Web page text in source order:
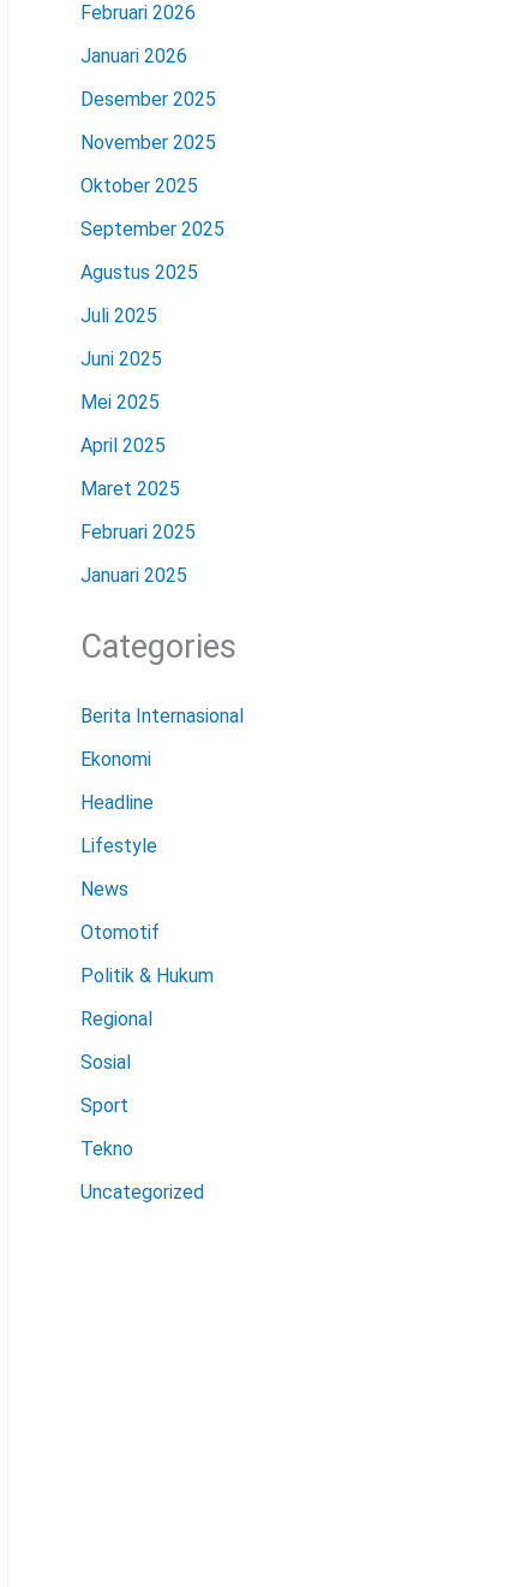
Februari 2026
Januari 2026
Desember 2025
November 2025
Oktober 2025
September 2025
Agustus 2025
Juli 2025
Juni 2025
Mei 2025
April 2025
Maret 2025
Februari 2025
Januari 2025
Categories
Berita Internasional
Ekonomi
Headline
Lifestyle
News
Otomotif
Politik & Hukum
Regional
Sosial
Sport
Tekno
Uncategorized